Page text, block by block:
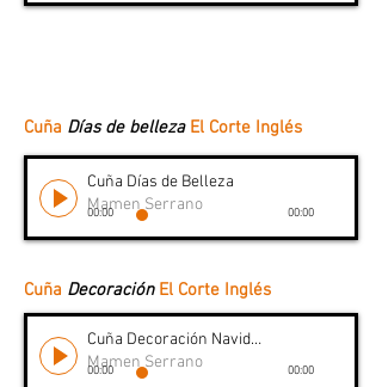
Cuña Días de belleza El Corte Inglés
Cuña Días de Belleza
Mamen Serrano
00:00 00:00
Cuña Decoración El Corte Inglés
Cuña Decoración Navidad
Mamen Serrano
00:00 00:00